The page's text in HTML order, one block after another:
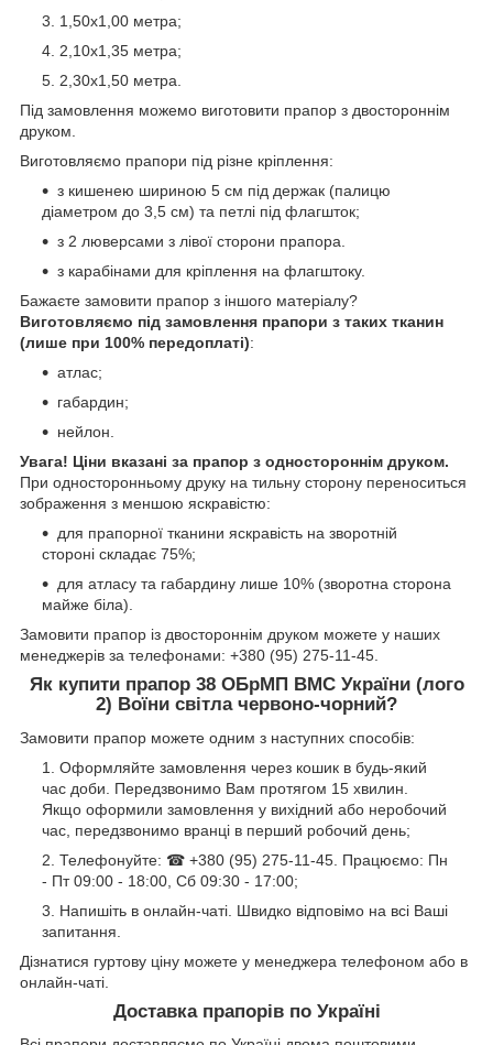
1,50х1,00 метра;
2,10х1,35 метра;
2,30х1,50 метра.
Під замовлення можемо виготовити прапор з двостороннім
друком.
Виготовляємо прапори під різне кріплення:
з кишенею шириною 5 см під держак (палицю
діаметром до 3,5 см) та петлі під флагшток;
з 2 люверсами з лівої сторони прапора.
з карабінами для кріплення на флагштоку.
Бажаєте замовити прапор з іншого матеріалу?
Виготовляємо під замовлення прапори з таких тканин
(лише при 100% передоплаті):
атлас;
габардин;
нейлон.
Увага! Ціни вказані за прапор з одностороннім друком.
При односторонньому друку на тильну сторону переноситься
зображення з меншою яскравістю:
для прапорної тканини яскравість на зворотній
стороні складає 75%;
для атласу та габардину лише 10% (зворотна сторона
майже біла).
Замовити прапор із двостороннім друком можете у наших
менеджерів за телефонами: +380 (95) 275-11-45.
Як купити прапор 38 ОБрМП ВМС України (лого
2) Воїни світла червоно-чорний?
Замовити прапор можете одним з наступних способів:
Оформляйте замовлення через кошик в будь-який
час доби. Передзвонимо Вам протягом 15 хвилин.
Якщо оформили замовлення у вихідний або неробочий
час, передзвонимо вранці в перший робочий день;
Телефонуйте: ☎ +380 (95) 275-11-45. Працюємо: Пн
- Пт 09:00 - 18:00, Сб 09:30 - 17:00;
Напишіть в онлайн-чаті. Швидко відповімо на всі Ваші
запитання.
Дізнатися гуртову ціну можете у менеджера телефоном або в
онлайн-чаті.
Доставка прапорів по Україні